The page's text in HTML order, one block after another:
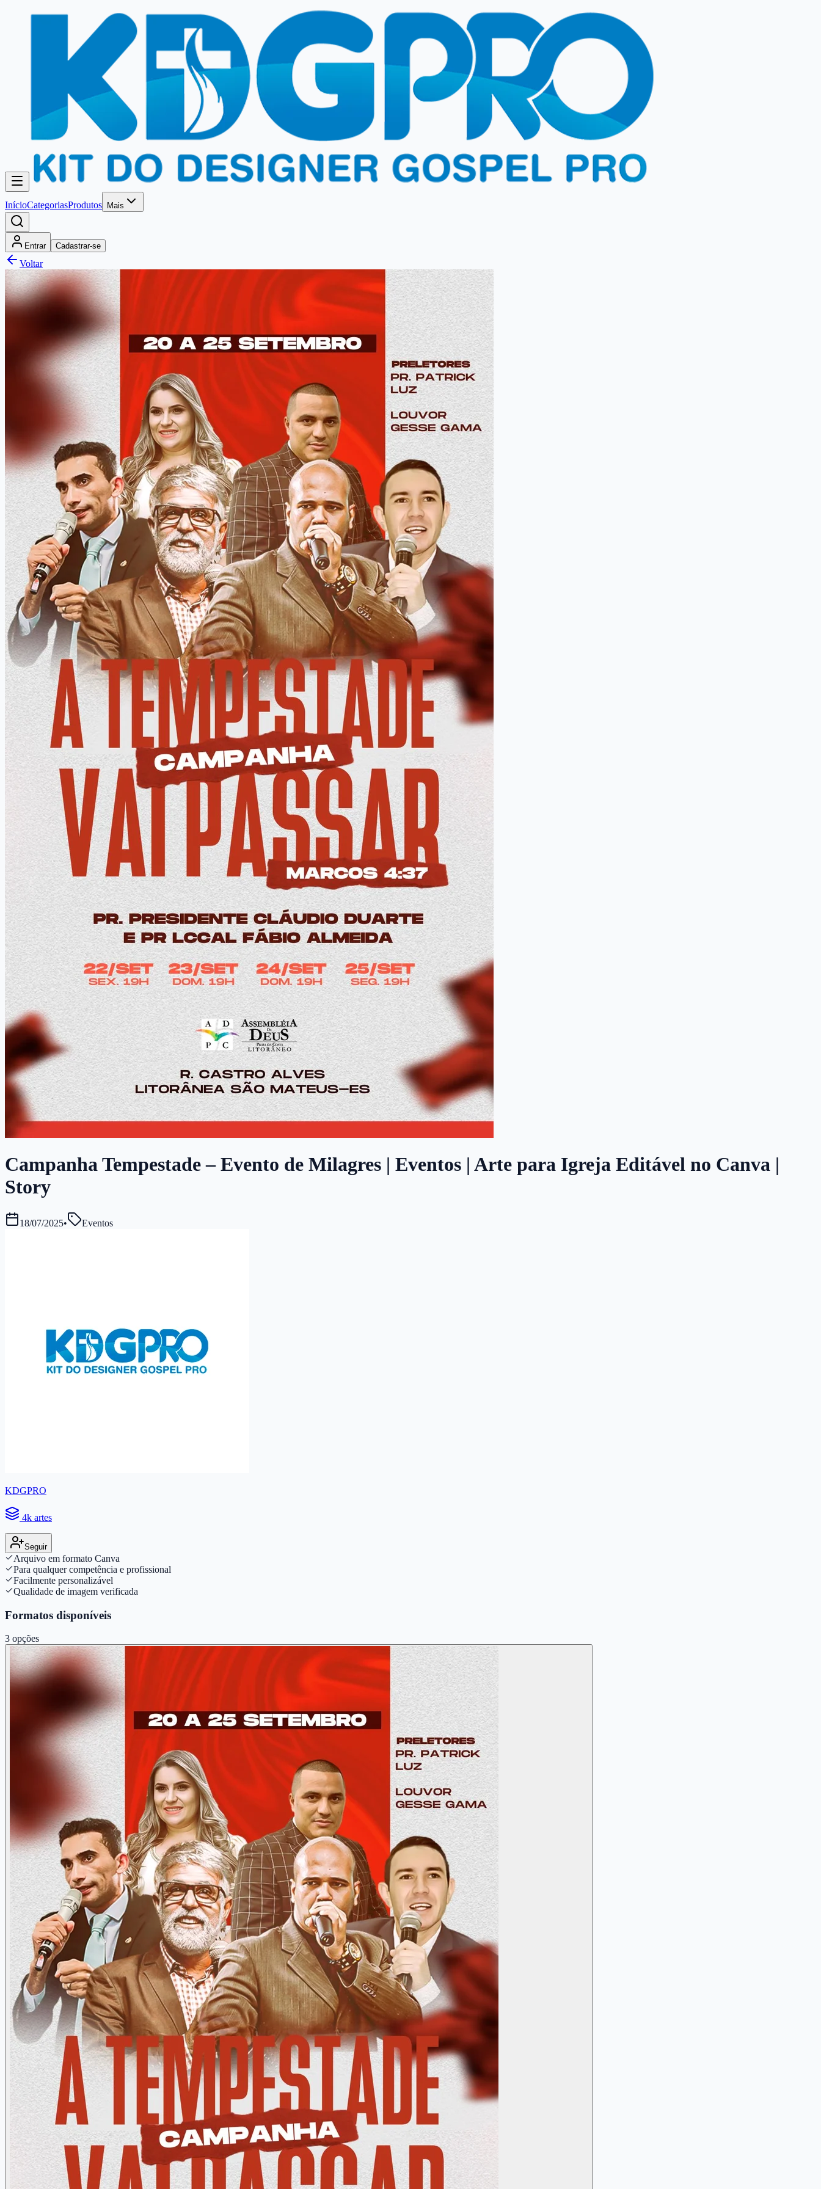
InícioCategoriasProdutos Mais
Entrar Cadastrar-se
Voltar
Campanha Tempestade – Evento de Milagres | Eventos | Arte para Igreja Editável no Canva |
Story
18/07/2025• Eventos
KDGPRO
4k artes
Seguir
Arquivo em formato Canva
Para qualquer competência e profissional
Facilmente personalizável
Qualidade de imagem verificada
Formatos disponíveis
3 opções